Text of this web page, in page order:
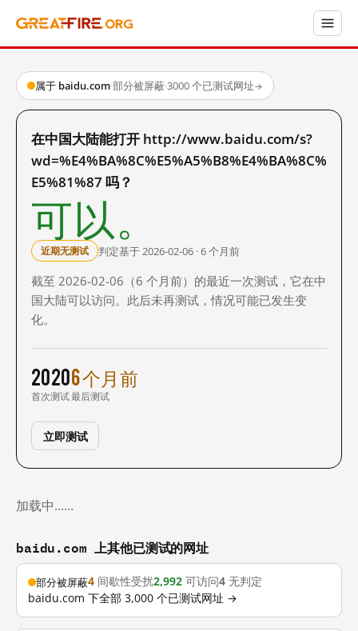
属于 baidu.com·部分被屏蔽·3000 个已测试网址→
在中国大陆能打开 http://www.baidu.com/s?
wd=%E4%BA%8C%E5%A5%B8%E4%BA%8C%
E5%81%87 吗？
可以。
近期无测试 判定基于 2026-02-06 · 6 个月前
截至 2026-02-06（6 个月前）的最近一次测试，它在中
国大陆可以访问。此后未再测试，情况可能已发生变
化。
2020
首次测试
6 个月前
最后测试
立即测试
加载中……
baidu.com 上其他已测试的网址
部分被屏蔽4 间歇性受扰2,992 可访问4 无判定
baidu.com 下全部 3,000 个已测试网址 →